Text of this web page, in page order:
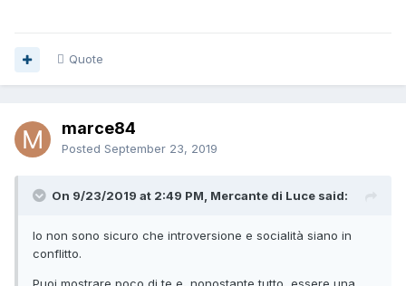
Quote
marce84
Posted September 23, 2019
On 9/23/2019 at 2:49 PM, Mercante di Luce said:
Io non sono sicuro che introversione e socialità siano in
conflitto.